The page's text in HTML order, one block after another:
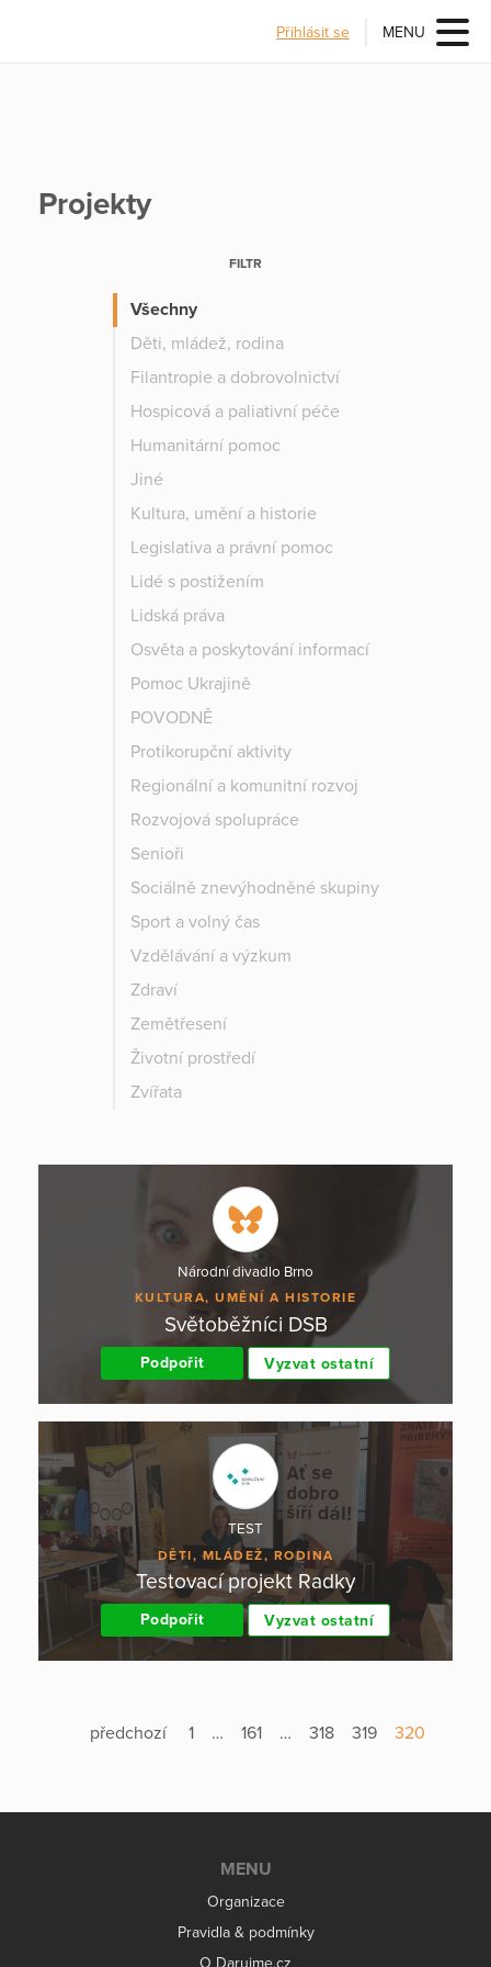
Přihlásit se MENU
Projekty
FILTR
Všechny
Děti, mládež, rodina
Filantropie a dobrovolnictví
Hospicová a paliativní péče
Humanitární pomoc
Jiné
Kultura, umění a historie
Legislativa a právní pomoc
Lidé s postižením
Lidská práva
Osvěta a poskytování informací
Pomoc Ukrajině
POVODNĚ
Protikorupční aktivity
Regionální a komunitní rozvoj
Rozvojová spolupráce
Senioři
Sociálně znevýhodněné skupiny
Sport a volný čas
Vzdělávání a výzkum
Zdraví
Zemětřesení
Životní prostředí
Zvířata
Národní divadlo Brno
KULTURA, UMĚNÍ A HISTORIE
Světoběžníci DSB
Podpořit Vyzvat ostatní
TEST
DĚTI, MLÁDEŽ, RODINA
Testovací projekt Radky
Podpořit Vyzvat ostatní
předchozí 1 … 161 … 318 319 320
MENU
Organizace
Pravidla & podmínky